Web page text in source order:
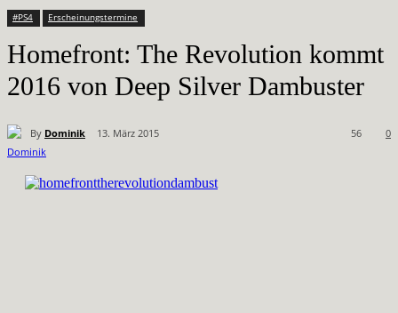
#PS4 Erscheinungstermine
Homefront: The Revolution kommt
2016 von Deep Silver Dambuster
By Dominik 13. März 2015 0
56